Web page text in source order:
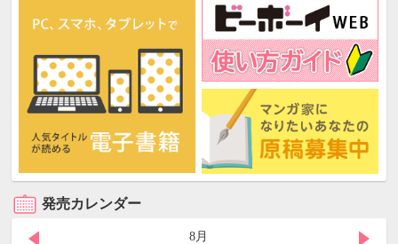
発売カレンダー
8月